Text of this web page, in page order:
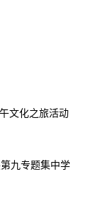
文化之旅活动
九专题集中学